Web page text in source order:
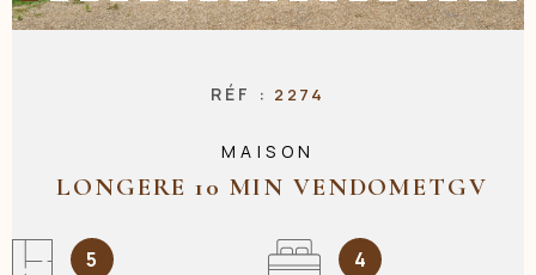
RÉF : 2274
MAISON
LONGERE 10 MIN VENDOMETGV
5 4